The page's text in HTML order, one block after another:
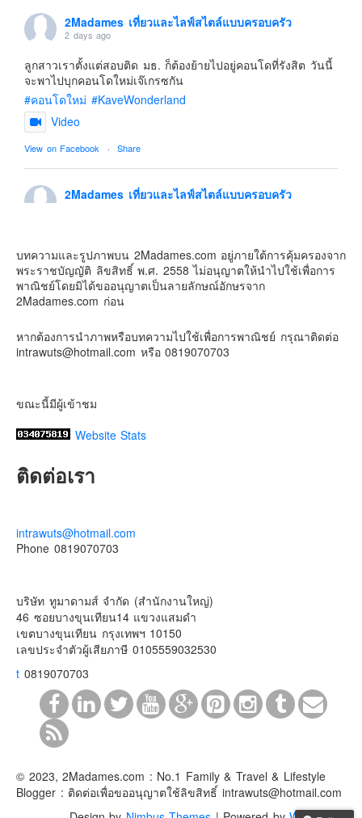
รีวิวสายการบิน
Products & Applications
Events & PR News
About Us
Contact & Support Us
2Madames เที่ยวและไลฟ์สไตล์แบบครอบครัว
2 days ago
ลูกสาวเราตั้งแต่สอบติด มธ. ก็ต้องย้ายไปอยู่คอนโดที่รังสิต วันนี้
จะพาไปบุกคอนโดใหม่เจ๊เกรซกัน
#คอนโดใหม่ #KaveWonderland
Video
View on Facebook · Share
2Madames เที่ยวและไลฟ์สไตล์แบบครอบครัว
ปล. ขอบคุณเสื้อทีมน่ารักๆจากBabyLovett เสื้อผ้าเด็ก
#รักใครให้พาไปดิสนีย์แลนด์ #hongkongdisneyland
#discoverhongkong #hongkongsummerfu
Photo
View on Facebook
บทความและรูปภาพบน 2Madames.com อยู่ภายใต้การคุ้มครองจาก
พระราชบัญญัติ ลิขสิทธิ์ พ.ศ. 2558 ไม่อนุญาตให้นำไปใช้เพื่อการ
พาณิชย์โดยมิได้ขออนุญาตเป็นลายลักษณ์อักษรจาก
2Madames.com ก่อน
หากต้องการนำภาพหรือบทความไปใช้เพื่อการพาณิชย์ กรุณาติดต่อ
intrawuts@hotmail.com หรือ 0819070703
ขณะนี้มีผู้เข้าชม
Website Stats
ติดต่อเรา
intrawuts@hotmail.com
Phone 0819070703
บริษัท ทูมาดามส์ จำกัด (สำนักงานใหญ่)
46 ซอยบางขุนเทียน14 แขวงแสมดำ
เขตบางขุนเทียน กรุงเทพฯ 10150
เลขประจําตัวผู้เสียภาษี 0105559032530
t 0819070703
© 2023, 2Madames.com : No.1 Family & Travel & Lifestyle
Blogger : ติดต่อเพื่อขออนุญาตใช้ลิขสิทธิ์ intrawuts@hotmail.com